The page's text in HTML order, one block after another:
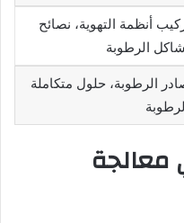
أنظمة التهوية، نصائح
الرطوبة
الرطوبة، حلول متكاملة
معالجة